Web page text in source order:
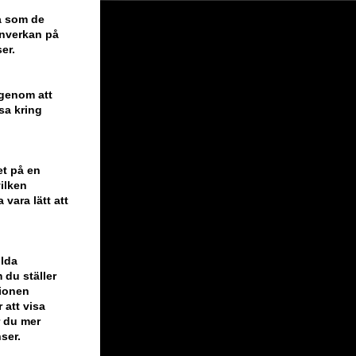
som de
på
att
kring
på en
vara lätt att
du ställer
att visa
mer